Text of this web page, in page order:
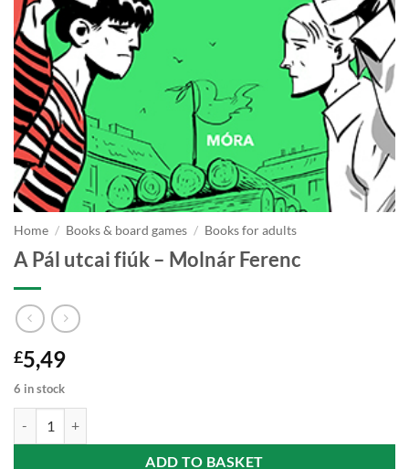
Home / Books & board games / Books for adults
A Pál utcai fiúk – Molnár Ferenc
£5,49
6 in stock
ADD TO BASKET